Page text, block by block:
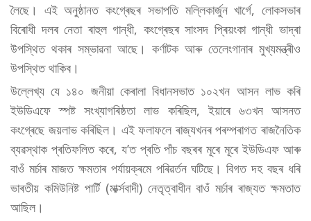
লৈছে। এই অনুষ্ঠানত কংগ্ৰেছৰ সভাপতি মল্লিকাৰ্জুন খাৰ্গে, লোকসভাৰ
বিৰোধী দলৰ নেতা ৰাহুল গান্ধী, কংগ্ৰেছৰ সাংসদ প্ৰিয়ংকা গান্ধী ভাদ্ৰা
উপস্থিত থকাৰ সম্ভাৱনা আছে। কৰ্ণাটক আৰু তেলেংগানাৰ মুখ্যমন্ত্ৰীও
উপস্থিত থাকিব।
উল্লেখ্য যে ১৪০ জনীয়া কেৰালা বিধানসভাত ১০২খন আসন লাভ কৰি
ইউডিএফে স্পষ্ট সংখ্যাগৰিষ্ঠতা লাভ কৰিছিল, ইয়াৰে ৬৩খন আসনত
কংগ্ৰেছে জয়লাভ কৰিছিল। এই ফলাফলে ৰাজ্যখনৰ পৰম্পৰাগত ৰাজনৈতিক
ব্যৱস্থাক প্ৰতিফলিত কৰে, য’ত প্ৰতি পাঁচ বছৰৰ মূৰে মূৰে ইউডিএফ আৰু
বাওঁ মৰ্চাৰ মাজত ক্ষমতাৰ পৰ্যায়ক্ৰমে পৰিৱৰ্তন ঘটিছে। বিগত দহ বছৰ ধৰি
ভাৰতীয় কমিউনিষ্ট পাৰ্টি (মাৰ্ক্সবাদী) নেতৃত্বাধীন বাওঁ মৰ্চাৰ ৰাজ্যত ক্ষমতাত
আছিল।